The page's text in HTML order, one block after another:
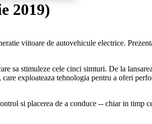
2019)
viitoare de autovehicule electrice.
sa stimuleze cele cinci simturi. De la
exploateaza tehnologia pentru a oferi
si placerea de a conduce -- chiar in timp